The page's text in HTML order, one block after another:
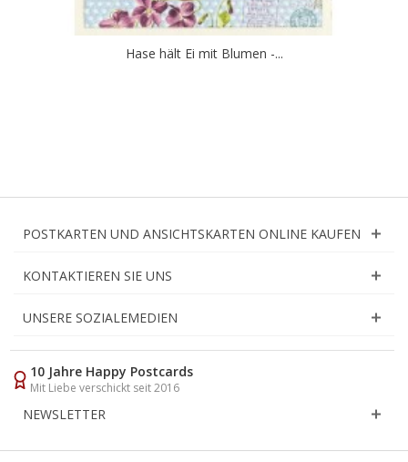
Hase hält Ei mit Blumen -...
POSTKARTEN UND ANSICHTSKARTEN ONLINE KAUFEN
KONTAKTIEREN SIE UNS
UNSERE SOZIALEMEDIEN
10 Jahre Happy Postcards
Mit Liebe verschickt seit 2016
NEWSLETTER